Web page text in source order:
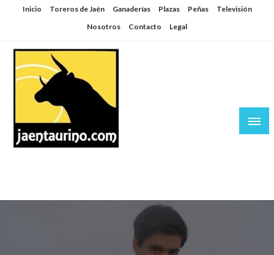
SaltarInicio Toreros de Jaén Ganaderías Plazas Peñas
Televisión
Nosotros
Contacto Legal